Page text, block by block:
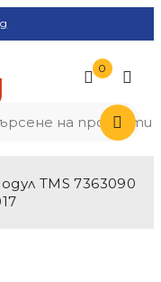
0
TMS 7363090